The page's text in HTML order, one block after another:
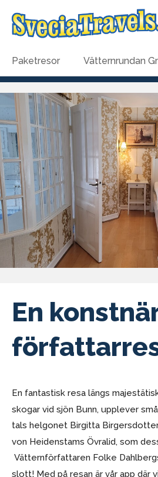
Paketresor Vätternrundan
En
En fantastisk resa längs
skogar vid sjön Bunn, upplever
tals helgonet Birgitta
von Heidenstams Övralid, som
Vätternförfattaren Folke
slott! Med på resan är vår app där